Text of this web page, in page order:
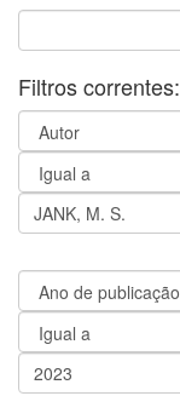
Filtros correntes: